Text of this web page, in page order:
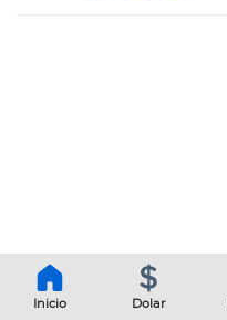
Inicio Dolar